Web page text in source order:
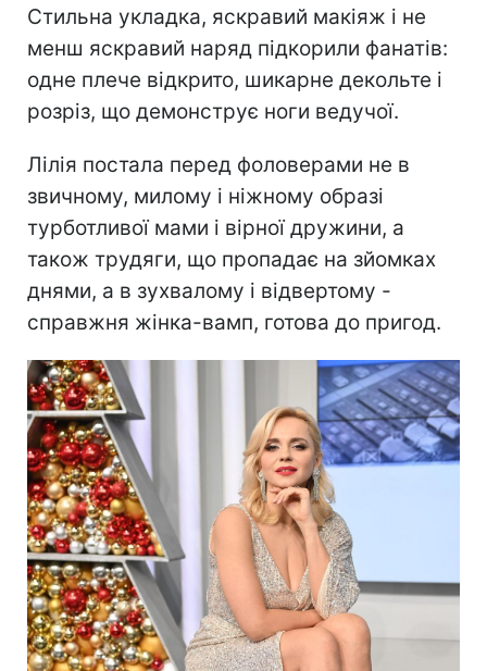
Стильна укладка, яскравий макіяж і не
менш яскравий наряд підкорили фанатів:
одне плече відкрито, шикарне декольте і
розріз, що демонструє ноги ведучої.
Лілія постала перед фоловерами не в
звичному, милому і ніжному образі
турботливої мами і вірної дружини, а
також трудяги, що пропадає на зйомках
днями, а в зухвалому і відвертому -
справжня жінка-вамп, готова до пригод.